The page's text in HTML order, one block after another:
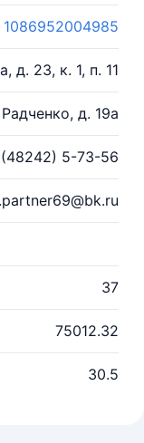
1086952004985
д. 23, к. 1, п. 11
Радченко, д. 19а
5-73-56
37
75012.32
30.5